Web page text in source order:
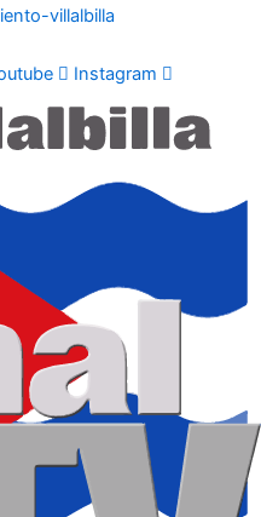
Instagram